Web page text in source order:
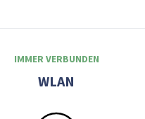
IMMER VERBUNDEN
WLAN